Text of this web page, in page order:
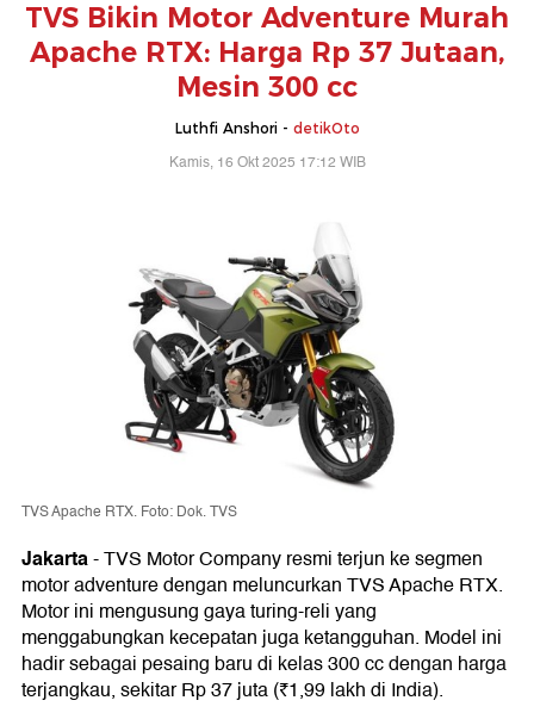
TVS Bikin Motor Adventure Murah
Apache RTX: Harga Rp 37 Jutaan,
Mesin 300 cc
Luthfi Anshori - detikOto
Kamis, 16 Okt 2025 17:12 WIB
TVS Apache RTX. Foto: Dok. TVS
Jakarta-TVS Motor Company resmi terjun ke segmen
motor adventure dengan meluncurkan TVS Apache RTX.
Motor ini mengusung gaya turing-reli yang
menggabungkan kecepatan juga ketangguhan. Model ini
hadir sebagai pesaing baru di kelas 300 cc dengan harga
terjangkau, sekitar Rp 37 juta (₹1,99 lakh di India).